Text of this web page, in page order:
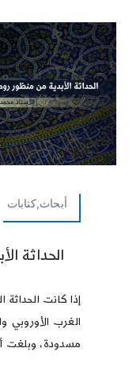
أبحاث,كتابات
الحداثة
الغرب الأوروبي
مسدودة، وبلغت